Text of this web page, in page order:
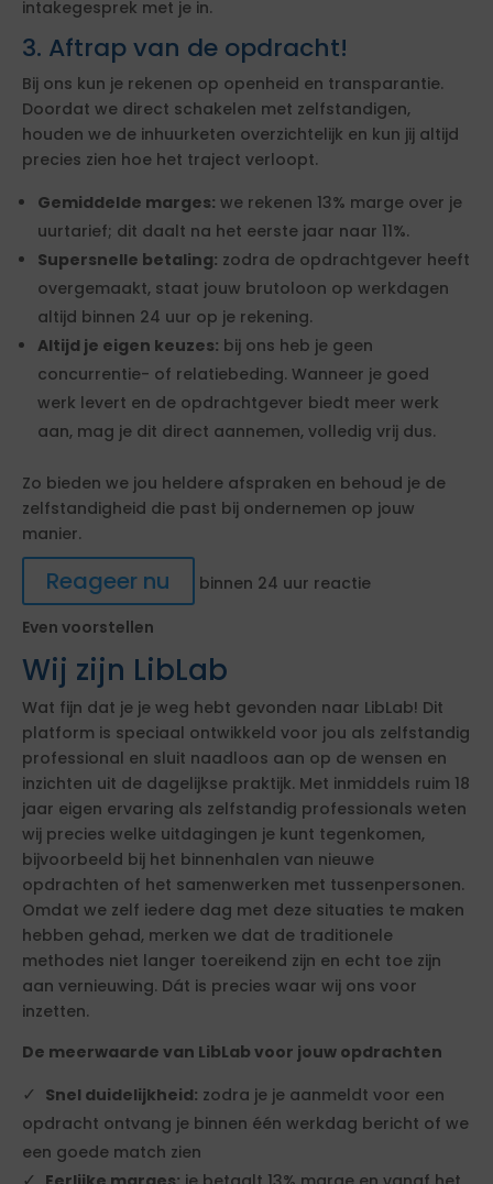
intakegesprek met je in.
3. Aftrap van de opdracht!
Bij ons kun je rekenen op openheid en transparantie.
Doordat we direct schakelen met zelfstandigen,
houden we de inhuurketen overzichtelijk en kun jij altijd
precies zien hoe het traject verloopt.
Gemiddelde marges: we rekenen 13% marge over je
uurtarief; dit daalt na het eerste jaar naar 11%.
Supersnelle betaling: zodra de opdrachtgever heeft
overgemaakt, staat jouw brutoloon op werkdagen
altijd binnen 24 uur op je rekening.
Altijd je eigen keuzes: bij ons heb je geen
concurrentie- of relatiebeding. Wanneer je goed
werk levert en de opdrachtgever biedt meer werk
aan, mag je dit direct aannemen, volledig vrij dus.
Zo bieden we jou heldere afspraken en behoud je de
zelfstandigheid die past bij ondernemen op jouw
manier.
Reageer nu
binnen 24 uur reactie
Even voorstellen
Wij zijn LibLab
Wat fijn dat je je weg hebt gevonden naar LibLab! Dit
platform is speciaal ontwikkeld voor jou als zelfstandig
professional en sluit naadloos aan op de wensen en
inzichten uit de dagelijkse praktijk. Met inmiddels ruim 18
jaar eigen ervaring als zelfstandig professionals weten
wij precies welke uitdagingen je kunt tegenkomen,
bijvoorbeeld bij het binnenhalen van nieuwe
opdrachten of het samenwerken met tussenpersonen.
Omdat we zelf iedere dag met deze situaties te maken
hebben gehad, merken we dat de traditionele
methodes niet langer toereikend zijn en echt toe zijn
aan vernieuwing. Dát is precies waar wij ons voor
inzetten.
De meerwaarde van LibLab voor jouw opdrachten
Snel duidelijkheid: zodra je je aanmeldt voor een
opdracht ontvang je binnen één werkdag bericht of we
een goede match zien